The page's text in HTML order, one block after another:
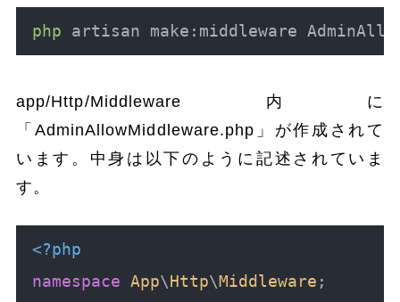
php artisan make:middleware
app/Http/Middleware内に
「AdminAllowMiddleware.php」が作成されて
います。中身は以下のように記述されていま
す。
<?php
namespace App\Http\Middleware ;